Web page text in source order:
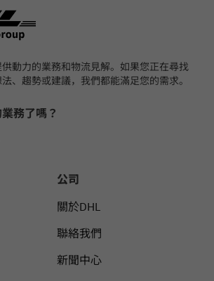
動力的業務和物流見解。如果您正在尋找
、趨勢或建議，我們都能滿足您的需求。
務了嗎？
公司
關於DHL
聯絡我們
新聞中心